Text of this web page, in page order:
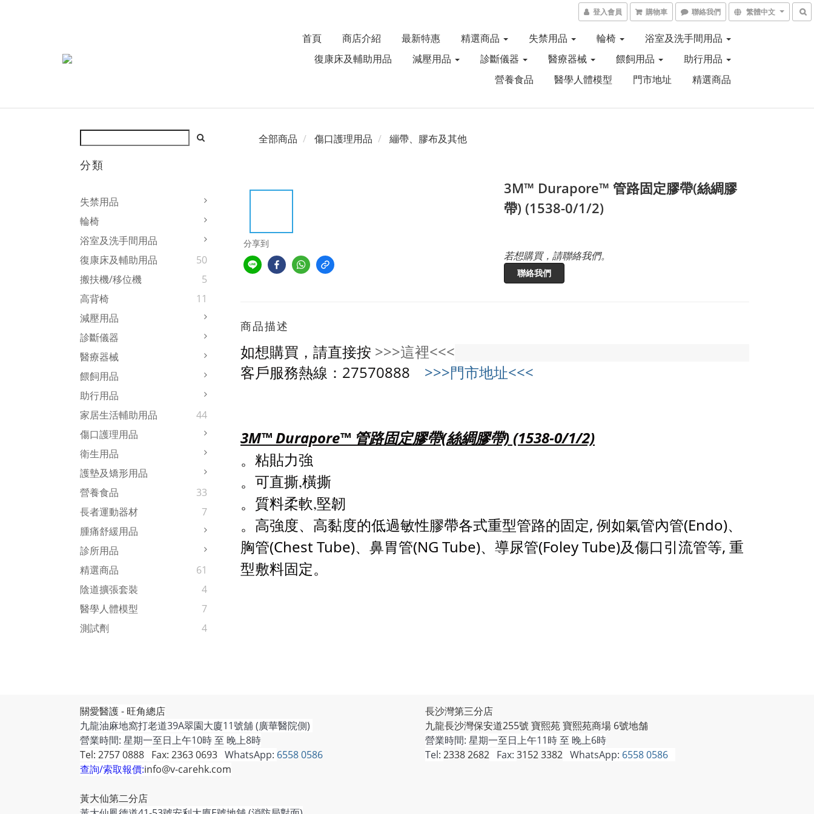
登入會員 購物車 聯絡我們 繁體中文
首頁 商店介紹 最新特惠 精選商品 失禁用品 輪椅
浴室及洗手間用品
復康床及輔助用品
減壓用品 診斷儀器 醫療器械 餵飼用品
助行用品
營養食品
醫學人體模型 門市地址 精選商品
分類
失禁用品
輪椅
浴室及洗手間用品
復康床及輔助用品
50
搬扶機/移位機
5
高背椅
11
減壓用品
診斷儀器
醫療器械
餵飼用品
助行用品
家居生活輔助用品
44
傷口護理用品
衛生用品
護墊及矯形用品
營養食品
33
長者運動器材
7
腫痛舒緩用品
診所用品
精選商品
61
陰道擴張套裝
4
醫學人體模型
7
測試劑
4
全部商品 傷口護理用品 繃帶、膠布及其他
分享到
3M™ Durapore™ 管路固定膠帶(絲綢膠
帶) (1538-0/1/2)
若想購買，請聯絡我們。
聯絡我們
商品描述
如想購買，請直接按 >>>這裡<<<
客戶服務熱線：27570888 >>>門市地址<<<
3M™ Durapore™ 管路固定膠帶(絲綢膠帶) (1538-0/1/2)
。 粘貼力強
。 可直撕,橫撕
。 質料柔軟,堅韌
。 高強度、高黏度的低過敏性膠帶各式重型管路的固定, 例如氣管內管(Endo)、
胸管(Chest Tube)、鼻胃管(NG Tube)、導尿管(Foley Tube)及傷口引流管等, 重
型敷料固定。
關愛醫護 - 旺角總店
九龍油麻地窩打老道39A翠園大廈11號舖 (廣華醫院側)
營業時間: 星期一至日上午10時 至 晚上8時
Tel: 2757 0888 Fax: 2363 0693 WhatsApp: 6558 0586
查詢/索取報價:info@v-carehk.com
黃大仙第二分店
長沙灣第三分店
九龍長沙灣保安道255號 寶熙苑 寶熙苑商場 6號地舗
營業時間: 星期一至日上午11時 至 晚上6時
Tel: 2338 2682 Fax: 3152 3382 WhatsApp: 6558 0586